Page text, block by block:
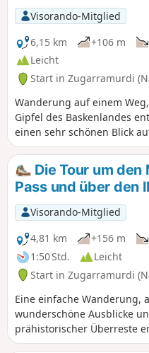
Visorando-Mitglied
6,15 km
+106 m
Leicht
Start in Zugarramurdi
Wanderung auf einem
Gipfel des Baskenlandes
einen sehr schönen Blick
Strecke stehen
lebende baskische Pferde)
Die Tour um
Pass und über den
Visorando-Mitglied
4,81 km
+156 m
1:50 Std.
Leicht
Start in Zugarramurdi
Eine einfache Wanderung,
wunderschöne Ausblicke
prähistorischer Überreste